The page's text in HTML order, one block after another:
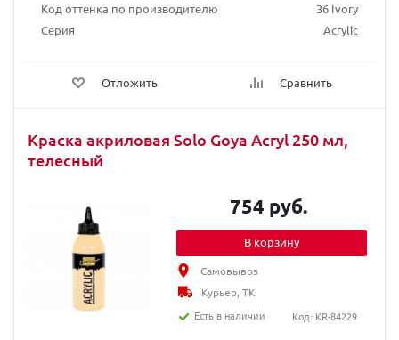
Код оттенка по производителю
36 Ivory
Серия
Acrylic
Отложить Сравнить
Краска акриловая Solo Goya Acryl 250 мл,
телесный
754 руб.
В корзину
Самовывоз
Курьер, ТК
Есть в наличии
Код: KR-84229